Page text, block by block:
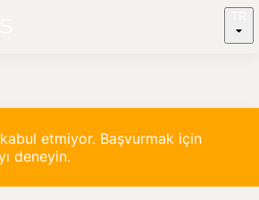
etmiyor. Başvurmak için
deneyin.